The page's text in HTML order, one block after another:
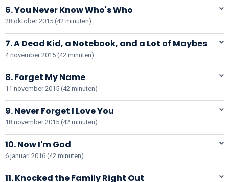
6. You Never Know Who's Who
28 oktober 2015 (42 minuten)
7. A Dead Kid, a Notebook, and a Lot of Maybes
4 november 2015 (42 minuten)
8. Forget My Name
11 november 2015 (42 minuten)
9. Never Forget I Love You
18 november 2015 (42 minuten)
10. Now I'm God
6 januari 2016 (42 minuten)
11. Knocked the Family Right Out